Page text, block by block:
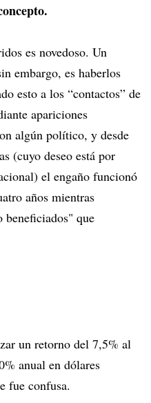
es novedoso. Un
embargo, es haberlos
esto a los “contactos” de
apariciones
algún político, y desde
(cuyo deseo está por
el engaño funcionó
años mientras
beneficiados" que
un retorno del 7,5% al
anual en dólares
fue confusa.